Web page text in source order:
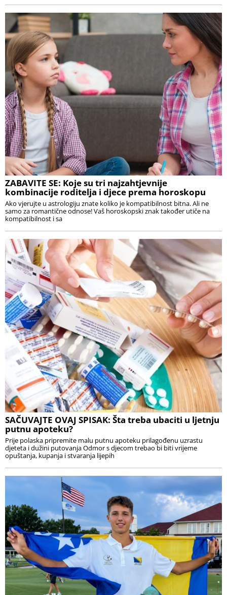
ZABAVITE SE: Koje su tri najzahtjevnije
kombinacije roditelja i djece prema horoskopu
Ako vjerujte u astrologiju znate koliko je kompatibilnost bitna. Ali ne
samo za romantične odnose! Vaš horoskopski znak također utiče na
kompatibilnost i sa
SAČUVAJTE OVAJ SPISAK: Šta treba ubaciti u ljetnju
putnu apoteku?
Prije polaska pripremite malu putnu apoteku prilagođenu uzrastu
djeteta i dužini putovanja Odmor s djecom trebao bi biti vrijeme
opuštanja, kupanja i stvaranja lijepih